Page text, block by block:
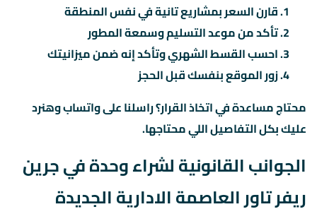
قارن السعر بمشاريع تانية في نفس المنطقة
تأكد من موعد التسليم وسمعة المطور
احسب القسط الشهري وتأكد إنه ضمن ميزانيتك
زور الموقع بنفسك قبل الحجز
محتاج مساعدة في اتخاذ القرار؟ راسلنا على واتساب وهنرد
عليك بكل التفاصيل اللي محتاجها.
الجوانب القانونية لشراء وحدة في جرين
ريفر تاور العاصمة الادارية الجديدة